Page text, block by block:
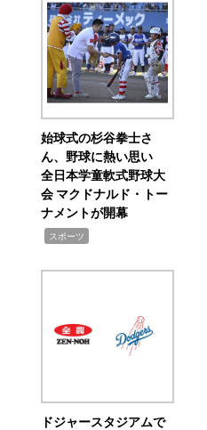
始球式の杉谷拳士さ
ん、野球に熱い思い
全日本学童軟式野球大
会 マクドナルド・トー
ナメントが開幕
スポーツ
ドジャースタジアムで